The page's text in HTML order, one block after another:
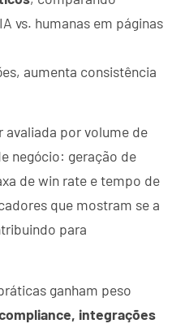
vs. humanas em páginas
aumenta consistência
avaliada por volume de
negócio: geração de
de win rate e tempo de
que mostram se a
para
ganham peso
integrações